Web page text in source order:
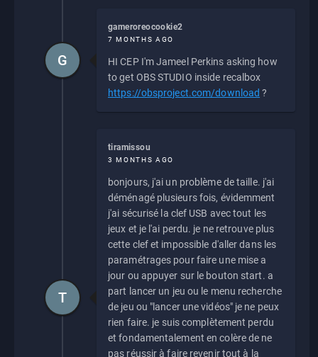
gameroreocookie2
7 MONTHS AGO
HI CEP I'm Jameel Perkins asking how
to get OBS STUDIO inside recalbox
https://obsproject.com/download ?
G
tiramissou
3 MONTHS AGO
bonjours, j'ai un problème de taille. j'ai
déménagé plusieurs fois, évidemment
j'ai sécurisé la clef USB avec tout les
jeux et je l'ai perdu. je ne retrouve plus
cette clef et impossible d'aller dans les
paramétrages pour faire une mise a
jour ou appuyer sur le bouton start. a
part lancer un jeu ou le menu recherche
de jeu ou "lancer une vidéos" je ne peux
rien faire. je suis complètement perdu
et fondamentalement en colère de ne
pas réussir à faire revenir tout à la
T